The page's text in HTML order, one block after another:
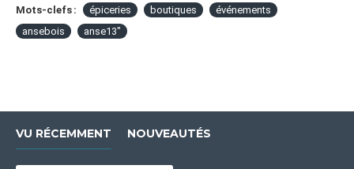
Mots-clefs : épiceries boutiques
événements
ansebois
anse13"
VU RÉCEMMENT NOUVEAUTÉS